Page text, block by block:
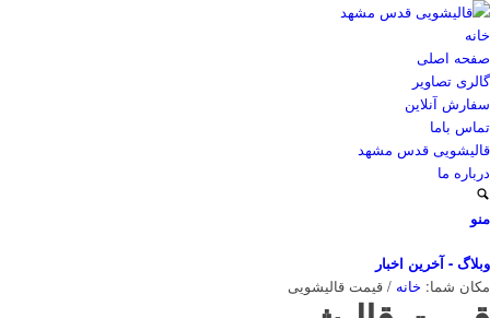
خانه
صفحه اصلی
گالری تصاویر
سفارش آنلاین
تماس باما
قالیشویی قدس مشهد
درباره ما
منو
وبلاگ - آخرین اخبار
مکان شما: خانه / قیمت قالیشویی